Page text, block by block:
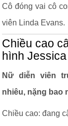
Cô đóng vai cô
viên Linda Evans.
Chiều cao
hình
Nữ diễn viên
nhiêu, nặng bao
Chiều cao: đang